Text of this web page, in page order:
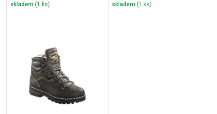
skladem (1 ks) skladem (1 ks)